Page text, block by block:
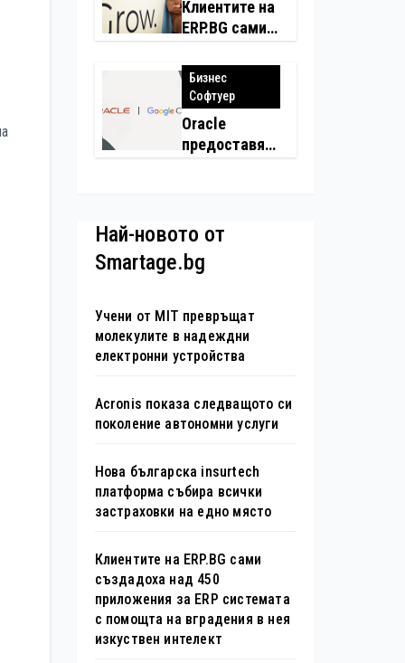
застраховки
на едно
Клиентите на
ERP.BG сами
над 450
приложения
за ERP
системата с
помощта на
Бизнес
Софтуер
Oracle
предоставя
хиляди
клиенти на
бизнес
Най-новото от
Smartage.bg
Учени от MIT превръщат
молекулите в надеждни
електронни устройства
Acronis показа следващото си
поколение автономни услуги
Нова българска insurtech
платформа събира всички
застраховки на едно място
Клиентите на ERP.BG сами
създадоха над 450
приложения за ERP системата
с помощта на вградения в нея
изкуствен интелект